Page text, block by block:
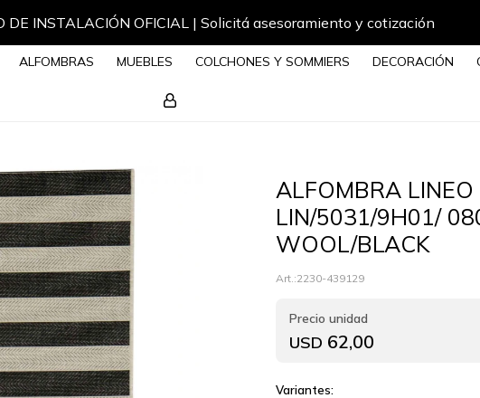
DE INSTALACIÓN OFICIAL | Solicitá asesoramiento y cotización
ALFOMBRAS MUEBLES COLCHONES Y SOMMIERS DECORACIÓN
ALFOMBRA LINEO
LIN/5031/9H01/
WOOL/BLACK
2230-439129
USD 62,00
Variantes: